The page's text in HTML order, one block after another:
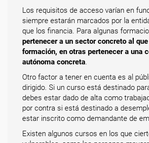
Los requisitos de acceso varían en
siempre estarán marcados por la
que los financia. Para algunas
pertenecer a un sector concreto al
formación, en otras pertenecer a una
autónoma concreta.
Otro factor a tener en cuenta es al
dirigido. Si un curso está destinado
debes estar dado de alta como
por contra si está destinado a
estar inscrito como demandante de
Existen algunos cursos en los que